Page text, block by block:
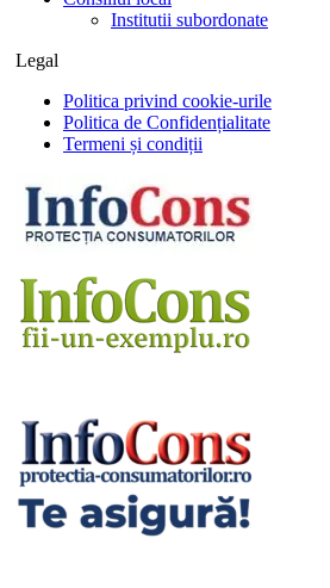
Institutii subordonate
Legal
Politica privind cookie-urile
Politica de Confidențialitate
Termeni și condiții